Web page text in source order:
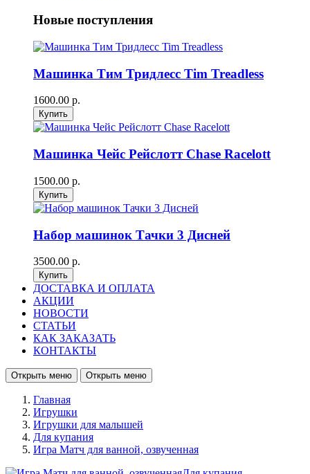
Новые поступления
Машинка Тим Тридлесс Tim Treadless
1600.00 р.
Машинка Чейс Рейслотт Chase Racelott
1500.00 р.
Набор машинок Тачки 3 Дисней
3500.00 р.
ДОСТАВКА И ОПЛАТА
АКЦИИ
НОВОСТИ
СТАТЬИ
КАК ЗАКАЗАТЬ
КОНТАКТЫ
Открыть меню Открыть меню
Главная
Игрушки
Игрушки для малышей
Для купания
Игра Матч для ванной, озвученная